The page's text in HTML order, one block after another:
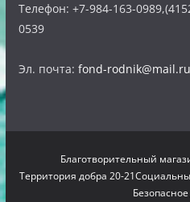
Телефон: +7-984-163-
0539
Эл. почта: fond-rodnik@mail.ru
Благотворительный
Территория добра 20-21